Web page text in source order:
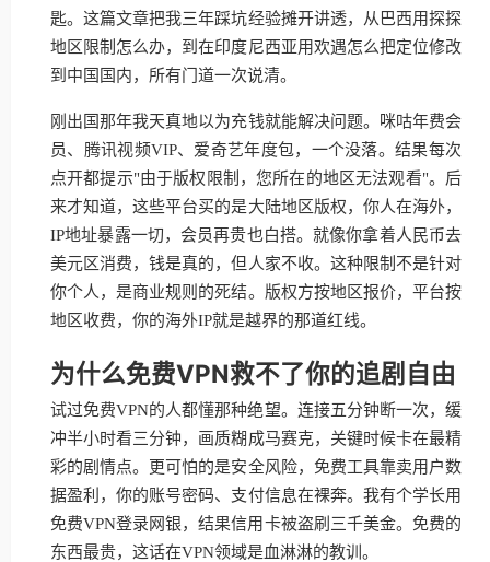
匙。这篇文章把我三年踩坑经验摊开讲透，从巴西用探探
地区限制怎么办，到在印度尼西亚用欢遇怎么把定位修改
到中国国内，所有门道一次说清。
刚出国那年我天真地以为充钱就能解决问题。咪咕年费会
员、腾讯视频VIP、爱奇艺年度包，一个没落。结果每次
点开都提示"由于版权限制，您所在的地区无法观看"。后
来才知道，这些平台买的是大陆地区版权，你人在海外，
IP地址暴露一切，会员再贵也白搭。就像你拿着人民币去
美元区消费，钱是真的，但人家不收。这种限制不是针对
你个人，是商业规则的死结。版权方按地区报价，平台按
地区收费，你的海外IP就是越界的那道红线。
为什么免费VPN救不了你的追剧自由
试过免费VPN的人都懂那种绝望。连接五分钟断一次，缓
冲半小时看三分钟，画质糊成马赛克，关键时候卡在最精
彩的剧情点。更可怕的是安全风险，免费工具靠卖用户数
据盈利，你的账号密码、支付信息在裸奔。我有个学长用
免费VPN登录网银，结果信用卡被盗刷三千美金。免费的
东西最贵，这话在VPN领域是血淋淋的教训。